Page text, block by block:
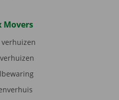
Movers